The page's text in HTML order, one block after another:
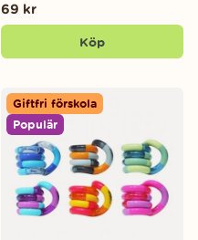
69 kr
Köp
Giftfri förskola
Populär